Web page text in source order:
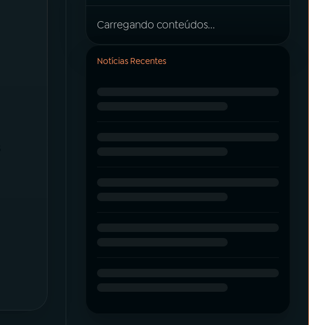
Carregando conteúdos...
Notícias Recentes